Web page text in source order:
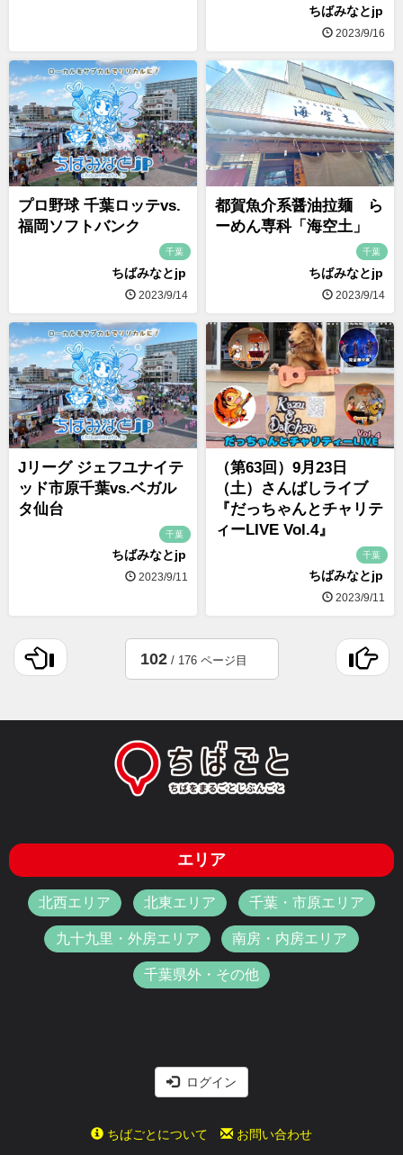
ちばみなとjp
2023/9/16
プロ野球 千葉ロッテvs.
福岡ソフトバンク
千葉
ちばみなとjp
2023/9/14
都賀魚介系醤油拉麺 ら
ーめん専科「海空土」
千葉
ちばみなとjp
2023/9/14
Jリーグ ジェフユナイテ
ッド市原千葉vs.ベガル
タ仙台
千葉
ちばみなとjp
2023/9/11
（第63回）9月23日
（土）さんばしライブ
『だっちゃんとチャリテ
ィーLIVE Vol.4』
千葉
ちばみなとjp
2023/9/11
102/ 176 ページ目
エリア
北西エリア 北東エリア 千葉・市原エリア
九十九里・外房エリア 南房・内房エリア
千葉県外・その他
ログイン
ちばごとについて お問い合わせ